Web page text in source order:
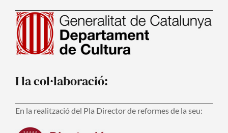
I la col·laboració:
En la realització del Pla Director de reformes de la seu: